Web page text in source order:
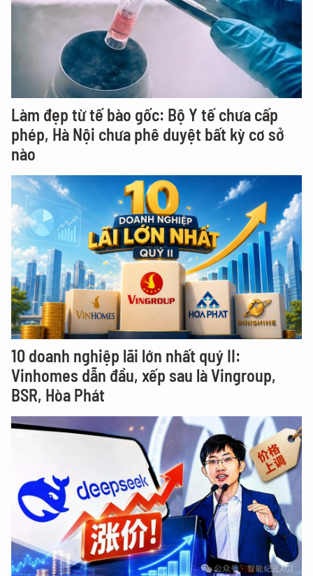
Làm đẹp từ tế bào gốc: Bộ Y tế chưa cấp
phép, Hà Nội chưa phê duyệt bất kỳ cơ sở
nào
10 doanh nghiệp lãi lớn nhất quý II:
Vinhomes dẫn đầu, xếp sau là Vingroup,
BSR, Hòa Phát